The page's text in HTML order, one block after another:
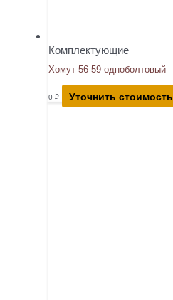
Комплектующие
Хомут 56-59 одноболтовый
0 ₽ Уточнить стоимость